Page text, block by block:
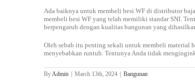
Ada baiknya untuk membeli besi WF di distributor
membeli besi WF yang telah memiliki standar SNI.
berpengaruh dengan kualitas bangunan yang
Oleh sebab itu penting sekali untuk membeli material
menyebabkan runtuh. Tentunya Anda tidak
ByAdmin March 13th, 2024 Bangunan